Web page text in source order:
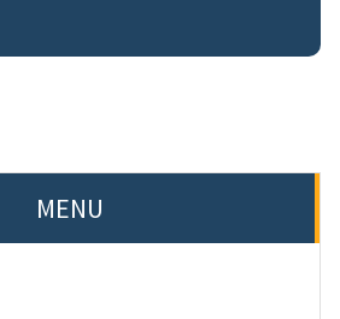
MENU